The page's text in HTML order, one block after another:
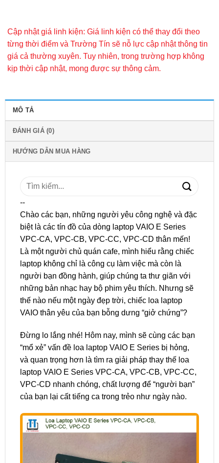
Cập nhật giá linh kiện: Giá linh kiện có thể thay đổi theo
từng thời điểm và Trường Tín sẽ nỗ lực cập nhật thông tin
giá cả thường xuyên. Tuy nhiên, trong trường hợp không
kịp thời cập nhật, mong được sự thông cảm.
MÔ TẢ
ĐÁNH GIÁ (0)
HƯỚNG DẪN MUA HÀNG
Tìm
--
Chào các bạn, những người yêu công nghệ và đặc
biệt là các tín đồ của dòng laptop VAIO E Series
VPC-CA, VPC-CB, VPC-CC, VPC-CD thân mến!
Là một người chủ quán cafe, mình hiểu rằng chiếc
laptop không chỉ là công cụ làm việc mà còn là
người bạn đồng hành, giúp chúng ta thư giãn với
những bản nhạc hay bộ phim yêu thích. Nhưng sẽ
thế nào nếu một ngày đẹp trời, chiếc loa laptop
VAIO thân yêu của bạn bỗng dưng “giở chứng”?
Đừng lo lắng nhé! Hôm nay, mình sẽ cùng các bạn
“mổ xẻ” vấn đề loa laptop VAIO E Series bị hỏng,
và quan trọng hơn là tìm ra giải pháp thay thế loa
laptop VAIO E Series VPC-CA, VPC-CB, VPC-CC,
VPC-CD nhanh chóng, chất lượng để “người bạn”
của bạn lại cất tiếng ca trong trẻo như ngày nào.